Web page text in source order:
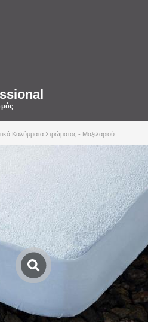
Καλύμματα Στρώματος - Μαξιλαριού